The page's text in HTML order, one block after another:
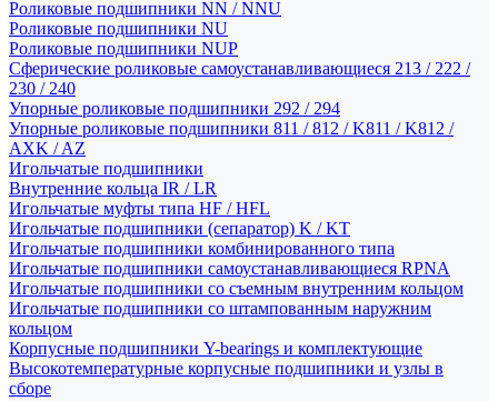
Роликовые подшипники NN / NNU
Роликовые подшипники NU
Роликовые подшипники NUP
Сферические роликовые самоустанавливающиеся 213 / 222 /
230 / 240
Упорные роликовые подшипники 292 / 294
Упорные роликовые подшипники 811 / 812 / K811 / K812 /
AXK / AZ
Игольчатые подшипники
Внутренние кольца IR / LR
Игольчатые муфты типа HF / HFL
Игольчатые подшипники (сепаратор) K / KT
Игольчатые подшипники комбинированного типа
Игольчатые подшипники самоустанавливающиеся RPNA
Игольчатые подшипники со съемным внутренним кольцом
Игольчатые подшипники со штампованным наружним
кольцом
Корпусные подшипники Y-bearings и комплектующие
Высокотемпературные корпусные подшипники и узлы в
сборе